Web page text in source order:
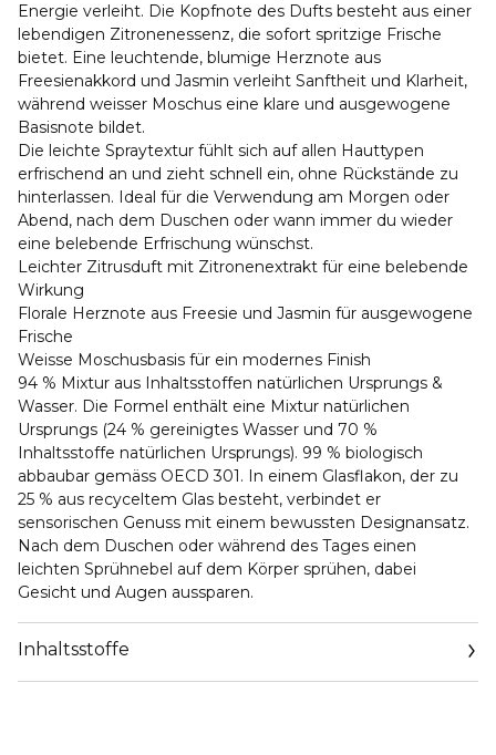
Energie verleiht. Die Kopfnote des Dufts besteht aus einer
lebendigen Zitronenessenz, die sofort spritzige Frische
bietet. Eine leuchtende, blumige Herznote aus
Freesienakkord und Jasmin verleiht Sanftheit und Klarheit,
während weisser Moschus eine klare und ausgewogene
Basisnote bildet.
Die leichte Spraytextur fühlt sich auf allen Hauttypen
erfrischend an und zieht schnell ein, ohne Rückstände zu
hinterlassen. Ideal für die Verwendung am Morgen oder
Abend, nach dem Duschen oder wann immer du wieder
eine belebende Erfrischung wünschst.
Leichter Zitrusduft mit Zitronenextrakt für eine belebende
Wirkung
Florale Herznote aus Freesie und Jasmin für ausgewogene
Frische
Weisse Moschusbasis für ein modernes Finish
94 % Mixtur aus Inhaltsstoffen natürlichen Ursprungs &
Wasser. Die Formel enthält eine Mixtur natürlichen
Ursprungs (24 % gereinigtes Wasser und 70 %
Inhaltsstoffe natürlichen Ursprungs). 99 % biologisch
abbaubar gemäss OECD 301. In einem Glasflakon, der zu
25 % aus recyceltem Glas besteht, verbindet er
sensorischen Genuss mit einem bewussten Designansatz.
Nach dem Duschen oder während des Tages einen
leichten Sprühnebel auf dem Körper sprühen, dabei
Gesicht und Augen aussparen.
Inhaltsstoffe